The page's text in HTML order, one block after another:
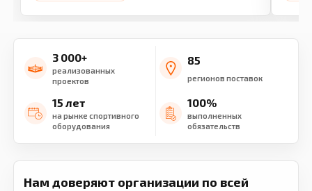
3 000+
реализованных
проектов
85
регионов поставок
15 лет
на рынке спортивного
оборудования
100%
выполненных
обязательств
Нам доверяют организации по всей